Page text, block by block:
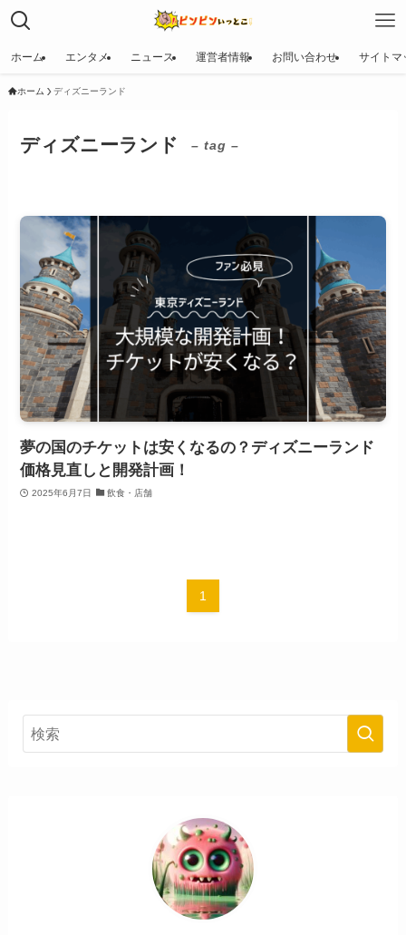
ホーム エンタメ ニュース 運営者情報 お問い合わせ サイトマ
ホーム ディズニーランド
ディズニーランド – tag –
夢の国のチケットは安くなるの？ディズニーランド
価格見直しと開発計画！
2025年6月7日 飲食・店舗
1